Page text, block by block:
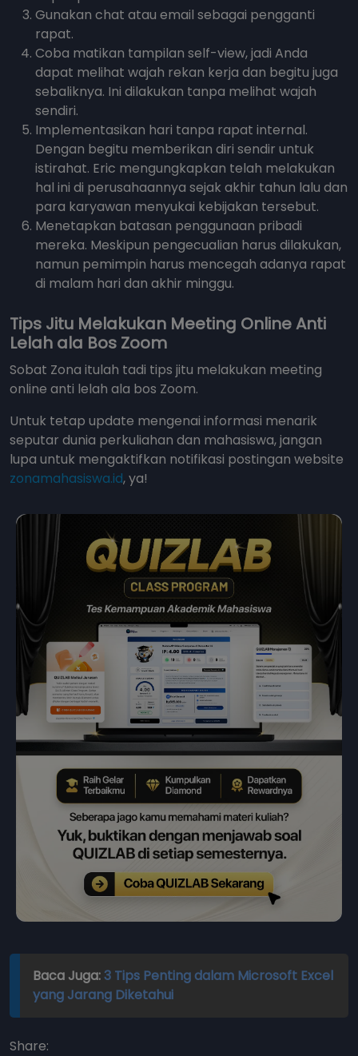
Gunakan chat atau email sebagai pengganti
rapat.
Coba matikan tampilan self-view, jadi Anda
dapat melihat wajah rekan kerja dan begitu juga
sebaliknya. Ini dilakukan tanpa melihat wajah
sendiri.
Implementasikan hari tanpa rapat internal.
Dengan begitu memberikan diri sendir untuk
istirahat. Eric mengungkapkan telah melakukan
hal ini di perusahaannya sejak akhir tahun lalu dan
para karyawan menyukai kebijakan tersebut.
Menetapkan batasan penggunaan pribadi
mereka. Meskipun pengecualian harus dilakukan,
namun pemimpin harus mencegah adanya rapat
di malam hari dan akhir minggu.
Tips Jitu Melakukan Meeting Online Anti
Lelah ala Bos Zoom
Sobat Zona itulah tadi tips jitu melakukan meeting
online anti lelah ala bos Zoom.
Untuk tetap update mengenai informasi menarik
seputar dunia perkuliahan dan mahasiswa, jangan
lupa untuk mengaktifkan notifikasi postingan website
zonamahasiswa.id, ya!
Baca Juga:3 Tips Penting dalam Microsoft Excel
yang Jarang Diketahui
Share: